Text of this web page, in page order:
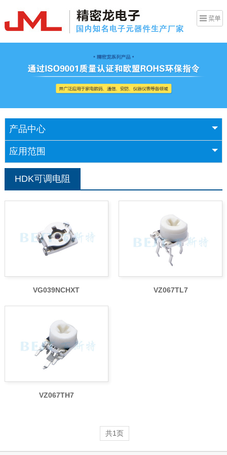
产品中心
应用范围
HDK可调电阻
VG039NCHXT VZ067TL7
VZ067TH7
共1页